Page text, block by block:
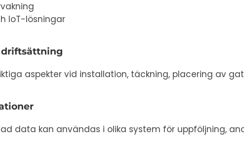
IoT-lösningar
aspekter vid installation, täckning, placering av
data kan användas i olika system för uppföljning,